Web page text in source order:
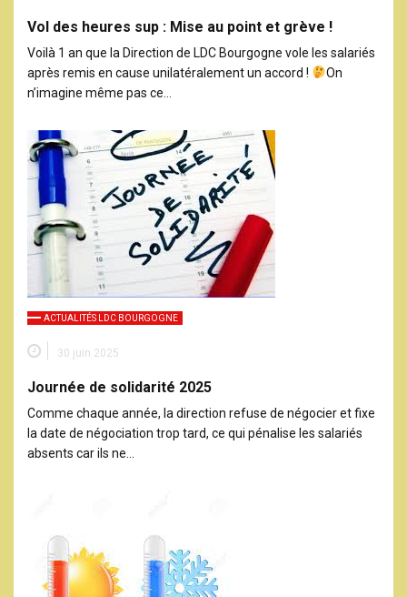
Vol des heures sup : Mise au point et grève !
Voilà 1 an que la Direction de LDC Bourgogne vole les salariés
après remis en cause unilatéralement un accord !
On
n’imagine même pas ce…
ACTUALITÉS LDC BOURGOGNE
30 juin 2025
Journée de solidarité 2025
Comme chaque année, la direction refuse de négocier et fixe
la date de négociation trop tard, ce qui pénalise les salariés
absents car ils ne…